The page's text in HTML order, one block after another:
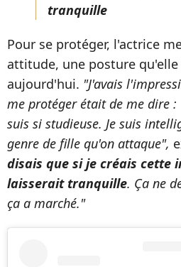
tranquille
Pour se protéger, l'actrice
attitude, une posture qu'elle
aujourd'hui. "J'avais
me protéger était de me dire :
suis si studieuse. Je suis
genre de fille qu'on attaque",
disais que si je créais cette
laisserait tranquille. Ça ne
ça a marché."